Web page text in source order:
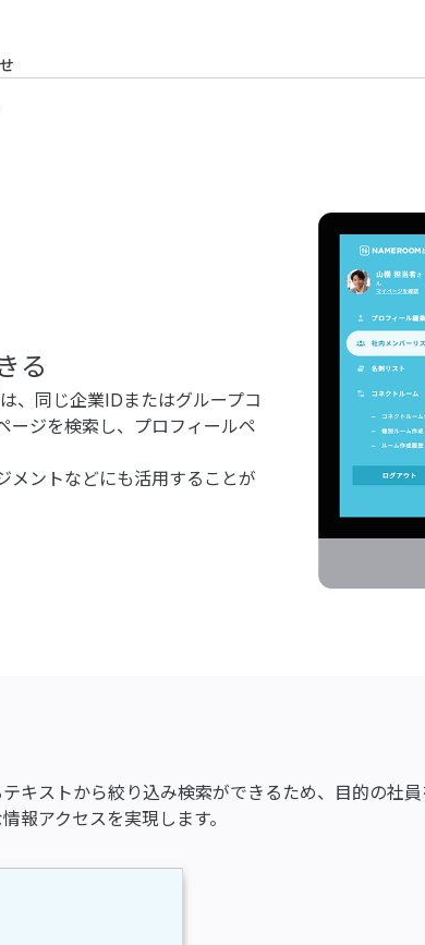
る
、同じ企業IDまたはグループコ
ージを検索し、プロフィールペ
メントなどにも活用することが
キストから絞り込み検索ができるため、目的の社員
報アクセスを実現します。